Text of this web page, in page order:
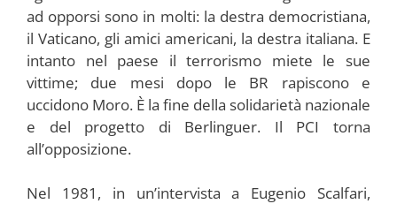
ad opporsi sono in molti: la destra democristiana,
il Vaticano, gli amici americani, la destra italiana. E
intanto nel paese il terrorismo miete le sue
vittime; due mesi dopo le BR rapiscono e
uccidono Moro. È la fine della solidarietà nazionale
e del progetto di Berlinguer. Il PCI torna
all’opposizione.
Nel 1981, in un’intervista a Eugenio Scalfari,